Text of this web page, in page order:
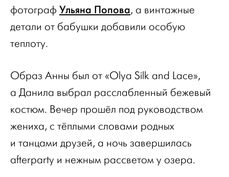
фотограф Ульяна Попова, а винтажные
детали от бабушки добавили особую
теплоту.
Образ Анны был от «Olya Silk and Lace»,
а Данила выбрал расслабленный бежевый
костюм. Вечер прошёл под руководством
жениха, с тёплыми словами родных
и танцами друзей, а ночь завершилась
afterparty и нежным рассветом у озера.